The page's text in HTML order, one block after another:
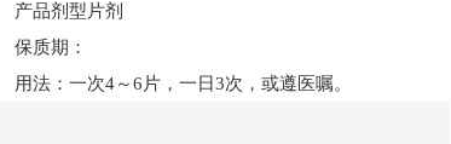
产品剂型片剂
保质期：
用法：一次4～6片，一日3次，或遵医嘱。